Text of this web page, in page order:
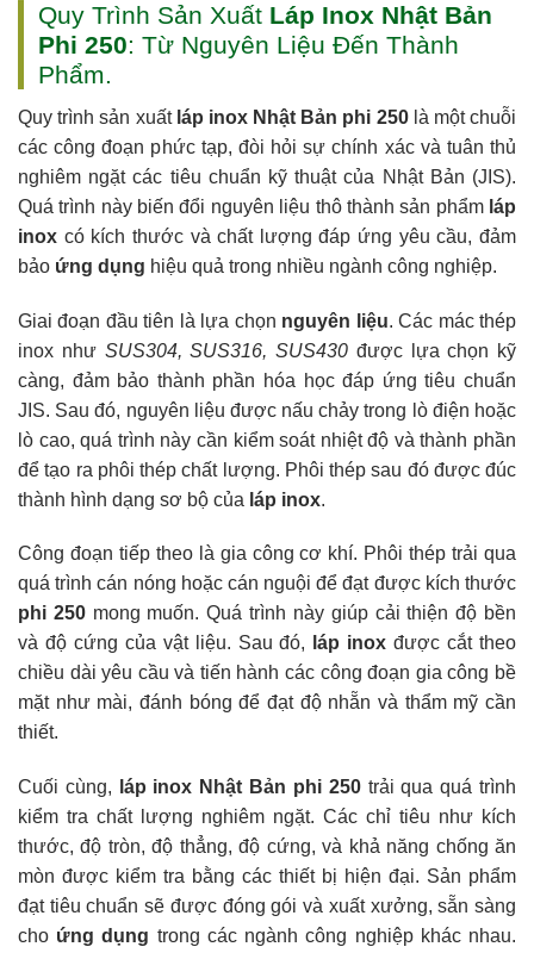
Quy Trình Sản Xuất Láp Inox Nhật Bản
Phi 250: Từ Nguyên Liệu Đến Thành
Phẩm.
Quy trình sản xuất láp inox Nhật Bản phi 250là một chuỗi
các công đoạn phức tạp, đòi hỏi sự chính xác và tuân thủ
nghiêm ngặt các tiêu chuẩn kỹ thuật của Nhật Bản (JIS).
Quá trình này biến đổi nguyên liệu thô thành sản phẩm láp
inox có kích thước và chất lượng đáp ứng yêu cầu, đảm
bảo ứng dụng hiệu quả trong nhiều ngành công nghiệp.
Giai đoạn đầu tiên là lựa chọn nguyên liệu. Các mác thép
inox như SUS304, SUS316, SUS430 được lựa chọn kỹ
càng, đảm bảo thành phần hóa học đáp ứng tiêu chuẩn
JIS. Sau đó, nguyên liệu được nấu chảy trong lò điện hoặc
lò cao, quá trình này cần kiểm soát nhiệt độ và thành phần
để tạo ra phôi thép chất lượng. Phôi thép sau đó được đúc
thành hình dạng sơ bộ của láp inox.
Công đoạn tiếp theo là gia công cơ khí. Phôi thép trải qua
quá trình cán nóng hoặc cán nguội để đạt được kích thước
phi 250mong muốn. Quá trình này giúp cải thiện độ bền
và độ cứng của vật liệu. Sau đó,
láp inox được cắt theo
chiều dài yêu cầu và tiến hành các công đoạn gia công bề
mặt như mài, đánh bóng để đạt độ nhẵn và thẩm mỹ cần
thiết.
Cuối cùng, láp inox Nhật Bản phi 250trải qua quá trình
kiểm tra chất lượng nghiêm ngặt. Các chỉ tiêu như kích
thước, độ tròn, độ thẳng, độ cứng, và khả năng chống ăn
mòn được kiểm tra bằng các thiết bị hiện đại. Sản phẩm
đạt tiêu chuẩn sẽ được đóng gói và xuất xưởng, sẵn sàng
cho ứng dụng trong các ngành công nghiệp khác nhau.